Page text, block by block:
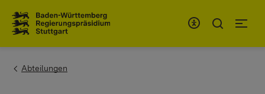
You are here:
Abteilungen